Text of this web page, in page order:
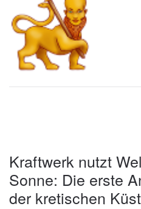
Kraftwerk nutzt
Sonne: Die erste
der kretischen